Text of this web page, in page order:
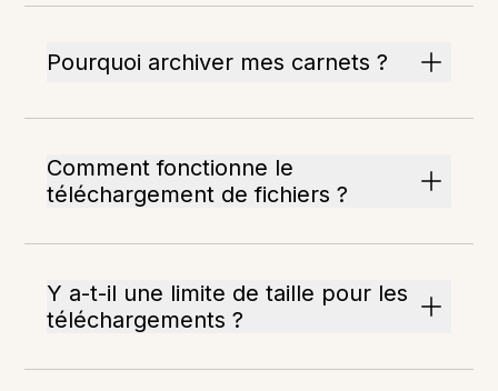
Pourquoi archiver mes carnets ?
Comment fonctionne le
téléchargement de fichiers ?
Y a-t-il une limite de taille pour les
téléchargements ?